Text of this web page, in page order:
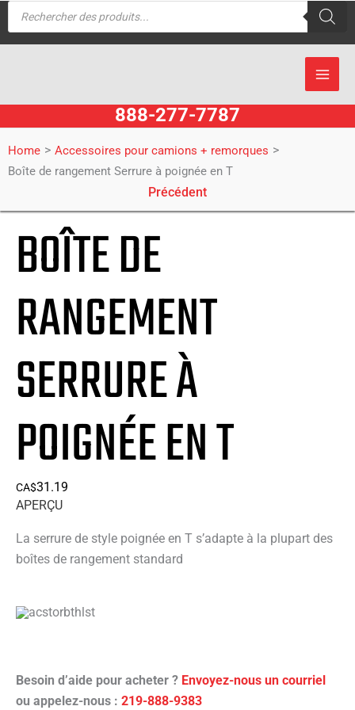
Aller
au
Recherche
888-277-7787
Home > Accessoires pour camions + remorques >
Boîte de rangement Serrure à poignée en T
Précédent
BOÎTE DE
RANGEMENT
SERRURE À
POIGNÉE EN T
CA$31.19
APERÇU
La serrure de style poignée en T s’adapte à la plupart des
boîtes de rangement standard
Besoin d’aide pour acheter ? Envoyez-nous un courriel
ou appelez-nous : 219-888-9383